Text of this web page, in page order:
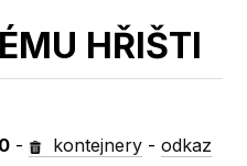
HŘIŠTI
- kontejnery -odkaz